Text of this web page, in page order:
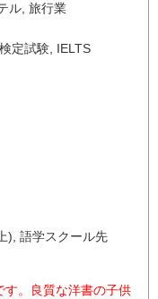
ル 旅行業
定試験 IELTS
), 語学スクール先
す。良質な洋書の子供